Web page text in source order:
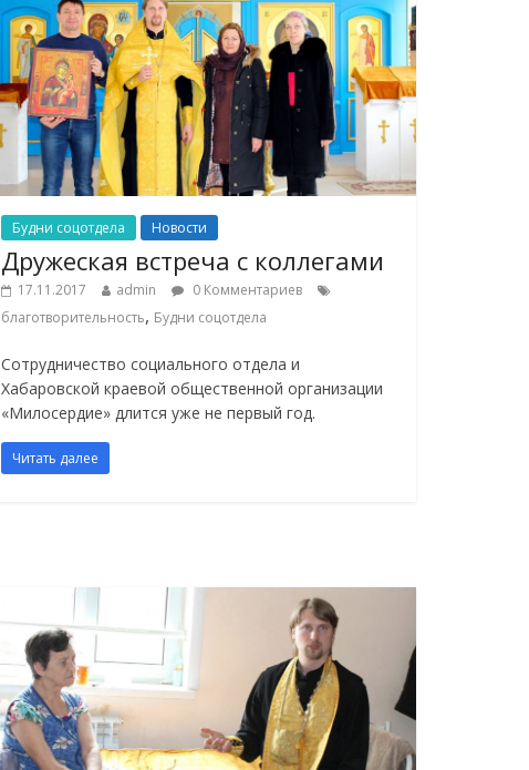
Будни соцотдела Новости
Дружеская встреча с коллегами
17.11.2017 admin
0 Комментариев
благотворительность, Будни соцотдела
Сотрудничество социального отдела и
Хабаровской краевой общественной организации
«Милосердие» длится уже не первый год.
Читать далее